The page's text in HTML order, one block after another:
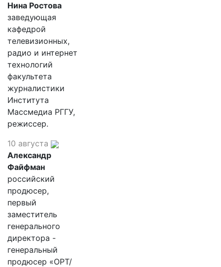
Нина Ростова
заведующая
кафедрой
телевизионных,
радио и интернет
технологий
факультета
журналистики
Института
Массмедиа РГГУ,
режиссер.
10 августа
Александр
Файфман
российский
продюсер,
первый
заместитель
генерального
директора -
генеральный
продюсер «ОРТ/